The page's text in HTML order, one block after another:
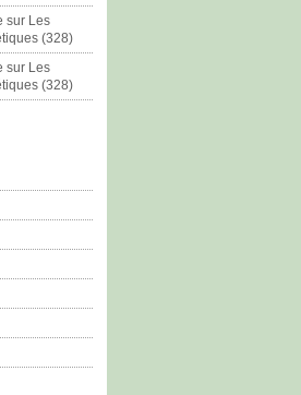
sur Les
(328)
sur Les
(328)